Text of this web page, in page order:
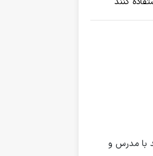
با مدرس و